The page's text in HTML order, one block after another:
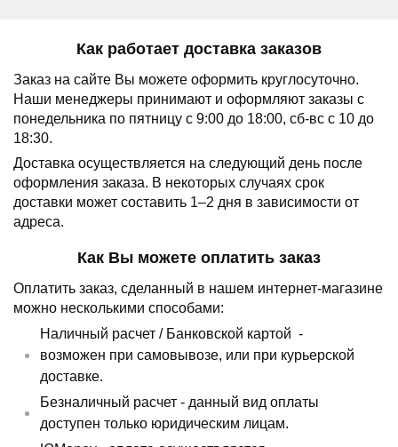
Как работает доставка заказов
Заказ на сайте Вы можете оформить круглосуточно.
Наши менеджеры принимают и оформляют заказы с
понедельника по пятницу с 9:00 до 18:00, сб-вс с 10 до
18:30.
Доставка осуществляется на следующий день после
оформления заказа. В некоторых случаях срок
доставки может составить 1–2 дня в зависимости от
адреса.
Как Вы можете оплатить заказ
Оплатить заказ, сделанный в нашем интернет-магазине
можно несколькими способами:
Наличный расчет / Банковской картой -
возможен при самовывозе, или при курьерской
доставке.
Безналичный расчет - данный вид оплаты
доступен только юридическим лицам.